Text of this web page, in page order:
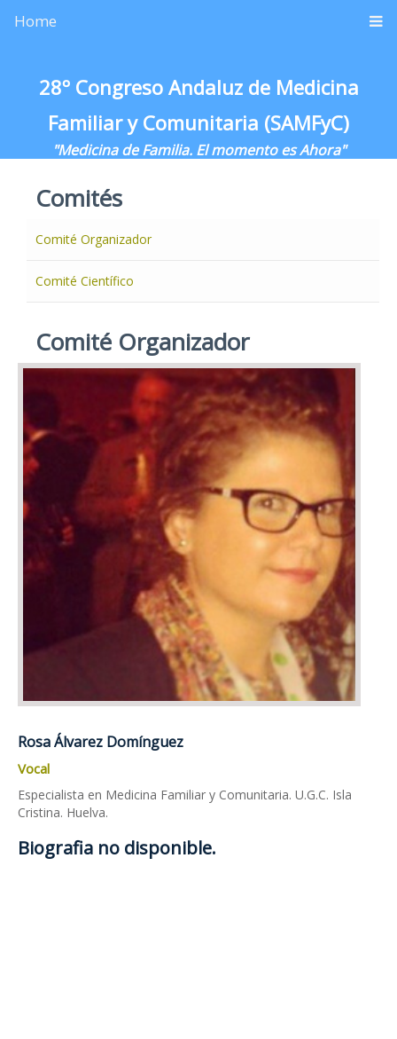
Home
28º Congreso Andaluz de Medicina
Familiar y Comunitaria (SAMFyC)
"Medicina de Familia. El momento es Ahora"
Comités
Comité Organizador
Comité Científico
Comité Organizador
Rosa Álvarez Domínguez
Vocal
Especialista en Medicina Familiar y Comunitaria. U.G.C. Isla
Cristina. Huelva.
Biografia no disponible.